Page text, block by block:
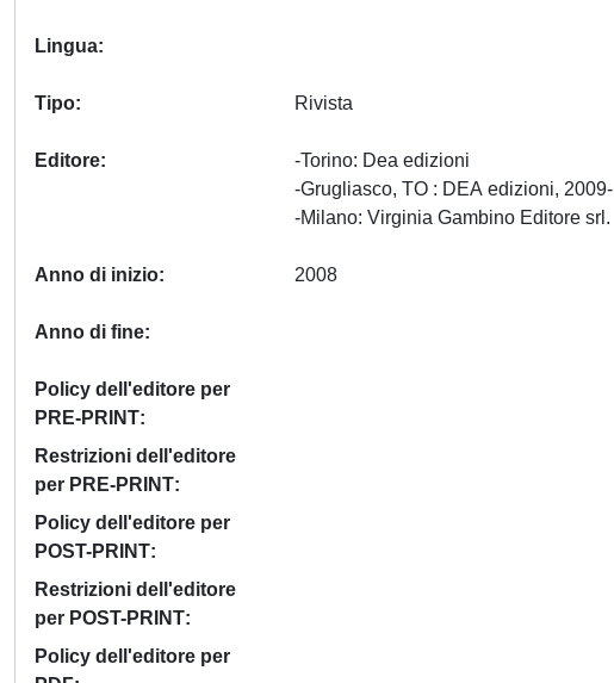
Lingua
Tipo Rivista
Editore
-Torino: Dea edizioni
-Grugliasco, TO : DEA edizioni, 2009-
Anno di inizio
Anno di fine
Policy dell'editore per
PRE-PRINT
Restrizioni dell'editore
per PRE-PRINT
Policy dell'editore per
POST-PRINT
Restrizioni dell'editore
per POST-PRINT
Policy dell'editore per